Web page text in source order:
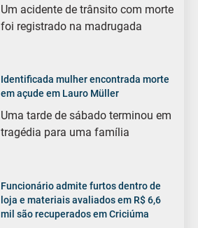
Um acidente de trânsito com morte
foi registrado na madrugada
Identificada mulher encontrada morte
em açude em Lauro Müller
Uma tarde de sábado terminou em
tragédia para uma família
Funcionário admite furtos dentro de
loja e materiais avaliados em R$ 6,6
mil são recuperados em Criciúma